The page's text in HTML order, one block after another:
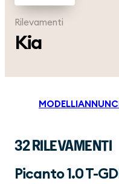
Rilevamenti
Kia
MODELLI ANNUNCI
32 RILEVAMENTI
Picanto 1.0 T-GDI